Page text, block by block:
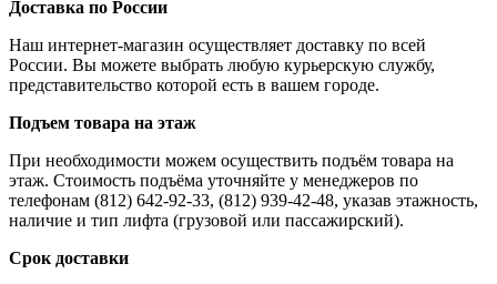
Доставка по России
Наш интернет-магазин осуществляет доставку по всей
России. Вы можете выбрать любую курьерскую службу,
представительство которой есть в вашем городе.
Подъем товара на этаж
При необходимости можем осуществить подъём товара на
этаж. Стоимость подъёма уточняйте у менеджеров по
телефонам (812) 642-92-33, (812) 939-42-48, указав этажность,
наличие и тип лифта (грузовой или пассажирский).
Срок доставки